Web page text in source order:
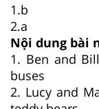
1.b
2.a
Nội dung bài
1. Ben and
buses
2. Lucy and